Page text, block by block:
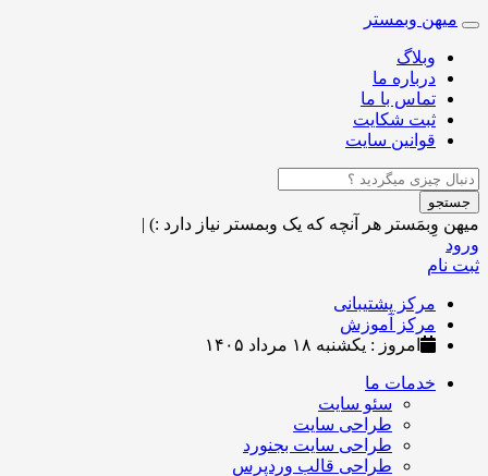
Toggle
navigation
میهن وبمستر
وبلاگ
درباره ما
تماس با ما
ثبت شکایت
قوانین سایت
جستجو
میهن وِبمَستر هر آنچه که یک وبمستر نیاز دارد :) |
ورود
ثبت نام
مرکز پشتیبانی
مرکز آموزش
امروز : یکشنبه ۱۸ مرداد ۱۴۰۵
خدمات ما
سئو سایت
طراحی سایت
طراحی سایت بجنورد
طراحی قالب وردپرس